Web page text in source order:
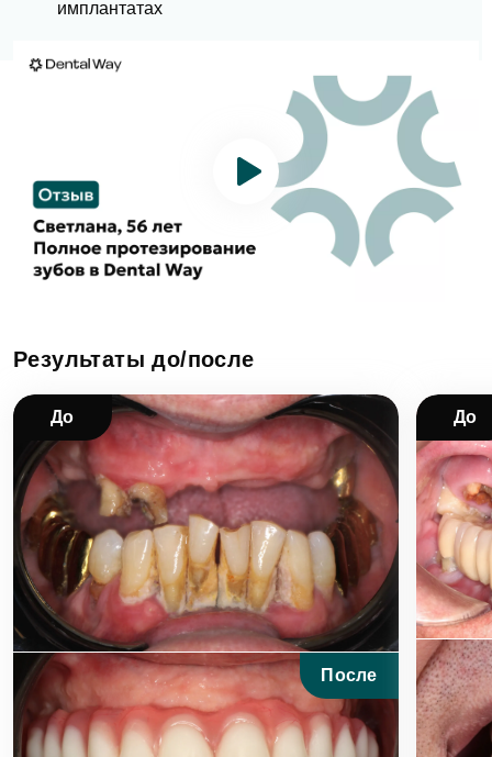
имплантатах
Результаты до/после
До
После
До